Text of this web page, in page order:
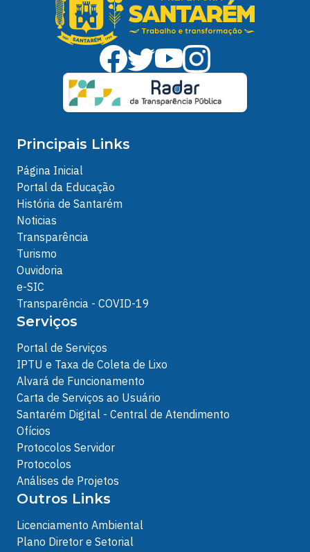
Principais Links
Página Inicial
Portal da Educação
História de Santarém
Noticias
Transparência
Turismo
Ouvidoria
e-SIC
Transparência - COVID-19
Serviços
Portal de Serviços
IPTU e Taxa de Coleta de Lixo
Alvará de Funcionamento
Carta de Serviços ao Usuário
Santarém Digital - Central de Atendimento
Ofícios
Protocolos Servidor
Protocolos
Análises de Projetos
Outros Links
Licenciamento Ambiental
Plano Diretor e Setorial